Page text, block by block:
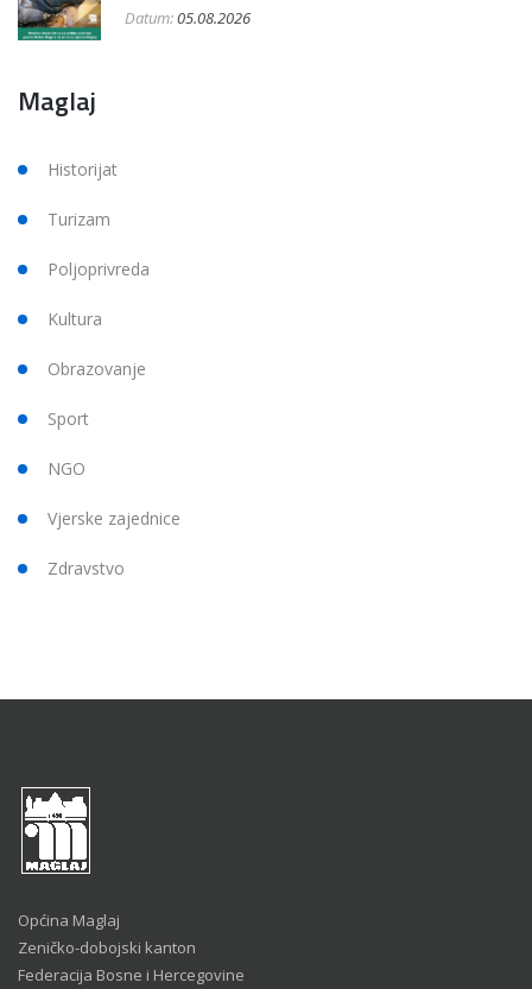
Datum:05.08.2026
Maglaj
Historijat
Turizam
Poljoprivreda
Kultura
Obrazovanje
Sport
NGO
Vjerske zajednice
Zdravstvo
Općina Maglaj
Zeničko-dobojski kanton
Federacija Bosne i Hercegovine